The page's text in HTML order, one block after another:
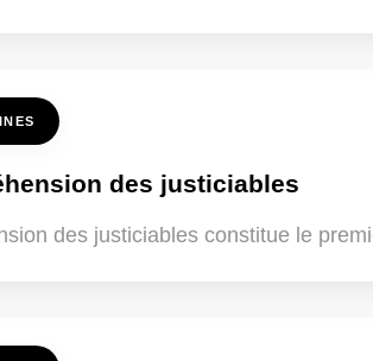
des justiciables
des justiciables constitue le